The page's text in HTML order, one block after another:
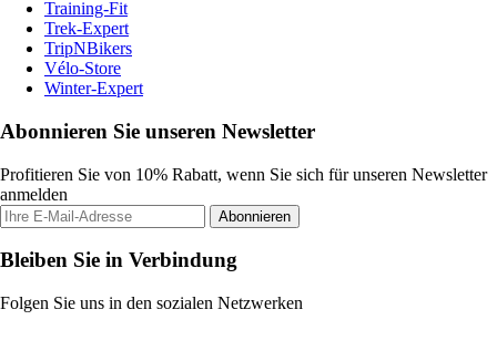
Training-Fit
Trek-Expert
TripNBikers
Vélo-Store
Winter-Expert
Abonnieren Sie unseren Newsletter
Profitieren Sie von 10% Rabatt, wenn Sie sich für unseren Newsletter
anmelden
Abonnieren
Bleiben Sie in Verbindung
Folgen Sie uns in den sozialen Netzwerken